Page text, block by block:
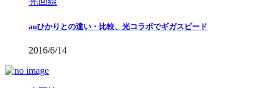
auひかりとの違い・比較、光コラボでギガスピード
2016/6/14